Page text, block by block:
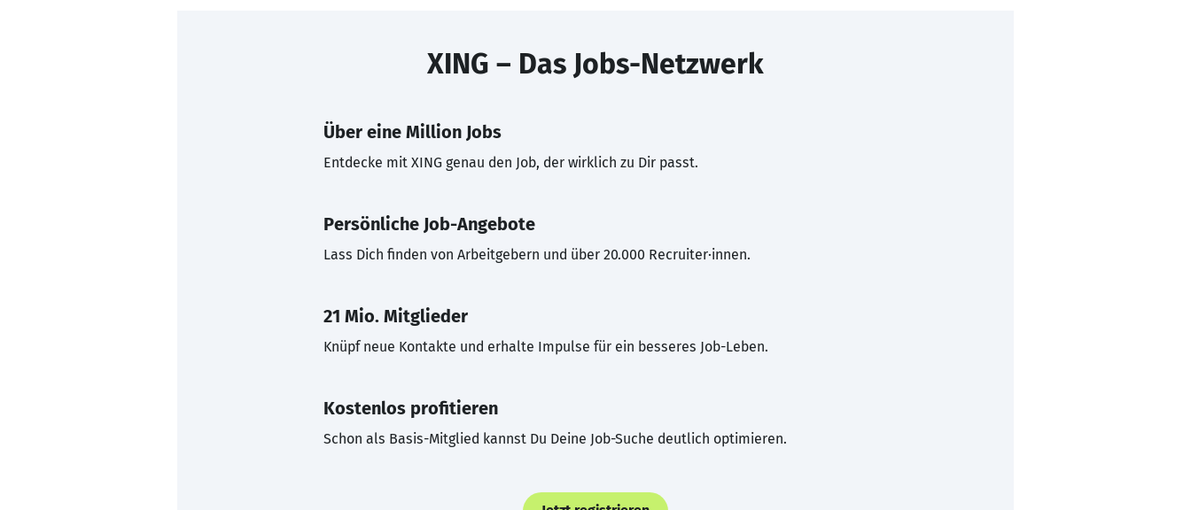
XING – Das Jobs-Netzwerk
Über eine Million Jobs
Entdecke mit XING genau den Job, der wirklich zu Dir passt.
Persönliche Job-Angebote
Lass Dich finden von Arbeitgebern und über 20.000 Recruiter·innen.
21 Mio. Mitglieder
Knüpf neue Kontakte und erhalte Impulse für ein besseres Job-Leben.
Kostenlos profitieren
Schon als Basis-Mitglied kannst Du Deine Job-Suche deutlich optimieren.